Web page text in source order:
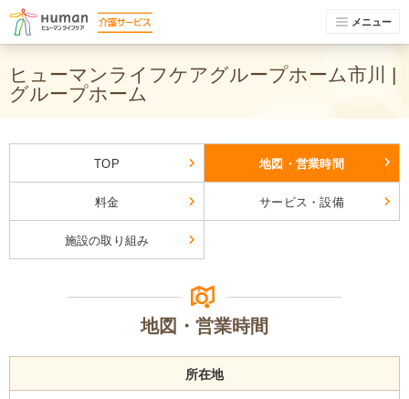
メニュー
ヒューマンライフケアグループホーム市川 |
グループホーム
TOP 地図・営業時間
料金 サービス・設備
施設の取り組み
地図・営業時間
所在地